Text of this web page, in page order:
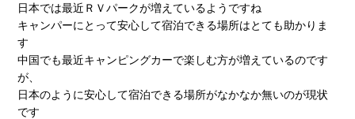
日本では最近ＲＶパークが増えているようですね
キャンパーにとって安心して宿泊できる場所はとても助かりま
す
中国でも最近キャンピングカーで楽しむ方が増えているのです
が、
日本のように安心して宿泊できる場所がなかなか無いのが現状
です